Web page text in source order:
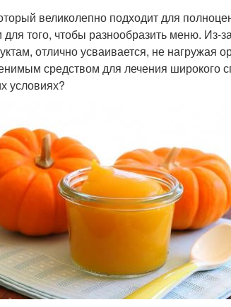
великолепно подходит для
того, чтобы разнообразить меню. Из-
отлично усваивается, не нагружая
средством для лечения широкого
условиях?